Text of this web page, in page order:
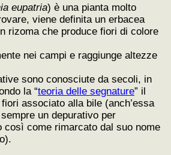
eupatria) è una pianta molto
viene definita un erbacea
rizoma che produce fiori di colore
nei campi e raggiunge altezze
sono conosciute da secoli, in
la “teoria delle segnature” il
associato alla bile (anch’essa
un depurativo per
così come rimarcato dal suo nome